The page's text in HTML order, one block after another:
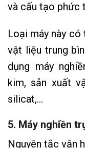
và cấu tạo phức
Loại máy này
vật liệu trung
dụng máy
kim, sản xuất
silicat,…
5. Máy nghiền
Nguyên tắc vận